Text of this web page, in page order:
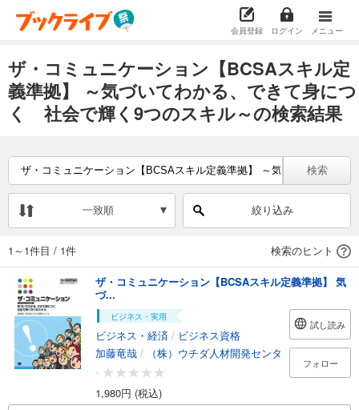
会員登録 ログイン メニュー
ザ・コミュニケーション【BCSAスキル定
義準拠】 ～気づいてわかる、できて身につ
く 社会で輝く9つのスキル～の検索結果
検索
一致順 絞り込み
1～1件目 / 1件 検索のヒント
ザ・コミュニケーション【BCSAスキル定義準拠】 気
づ...
ビジネス・実用
ビジネス・経済 / ビジネス資格
加藤竜哉 /
（株）ウチダ人材開発センタ
-
1,980円 (税込)
試し読み
フォロー